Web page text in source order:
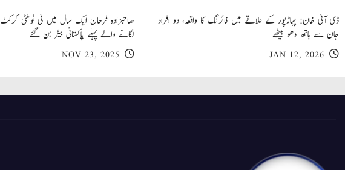
ڈی آئی خان: پہاڑپور کے علاقے میں فائرنگ کا واقعہ، دو افراد
جان سے ہاتھ دھو بیٹھے
JAN 12, 2026
لگانے والے پہلے پاکستانی بیٹر بن گئے
NOV 23, 2025